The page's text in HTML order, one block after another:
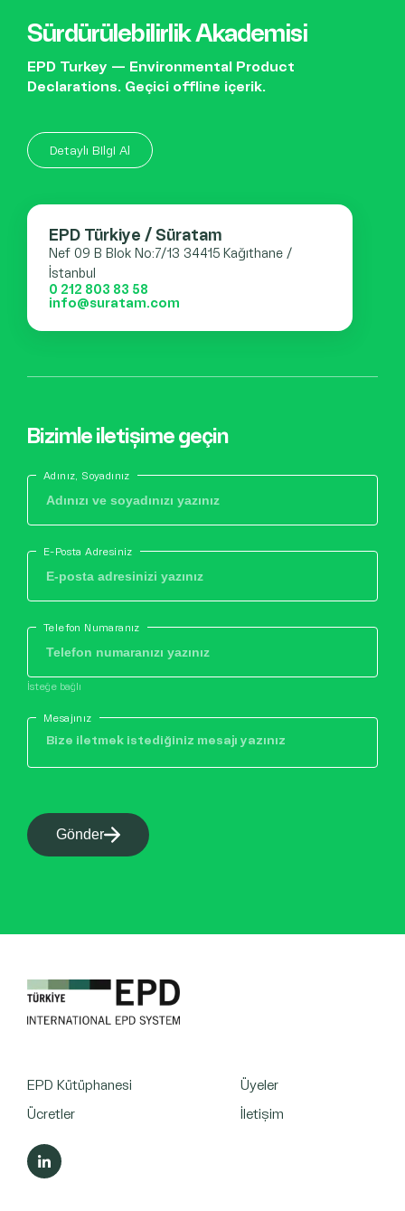
Sürdürülebilirlik Akademisi
EPD Turkey — Environmental Product
Declarations. Geçici offline içerik.
Detaylı Bilgi Al
EPD Türkiye / Süratam
Nef 09 B Blok No:7/13 34415 Kağıthane /
İstanbul
0 212 803 83 58
info@suratam.com
Bizimle iletişime geçin
Adınız, Soyadınız
E-Posta Adresiniz
Telefon Numaranız
İsteğe bağlı
Mesajınız
Gönder
EPD Kütüphanesi
Üyeler
Ücretler
İletişim